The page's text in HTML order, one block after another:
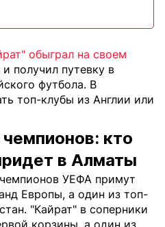
обыграл на своем
и получил путевку в
футбола. В
топ-клубы из Англии или
кто
в Алматы
УЕФА примут
Европы, а один из топ-
"Кайрат" в соперники
корзины, а один из